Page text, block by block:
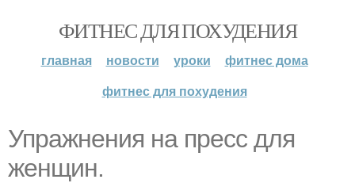
ФИТНЕС ДЛЯ ПОХУДЕНИЯ
главная новости уроки
фитнес дома
фитнес для похудения
Упражнения на пресс для
женщин.